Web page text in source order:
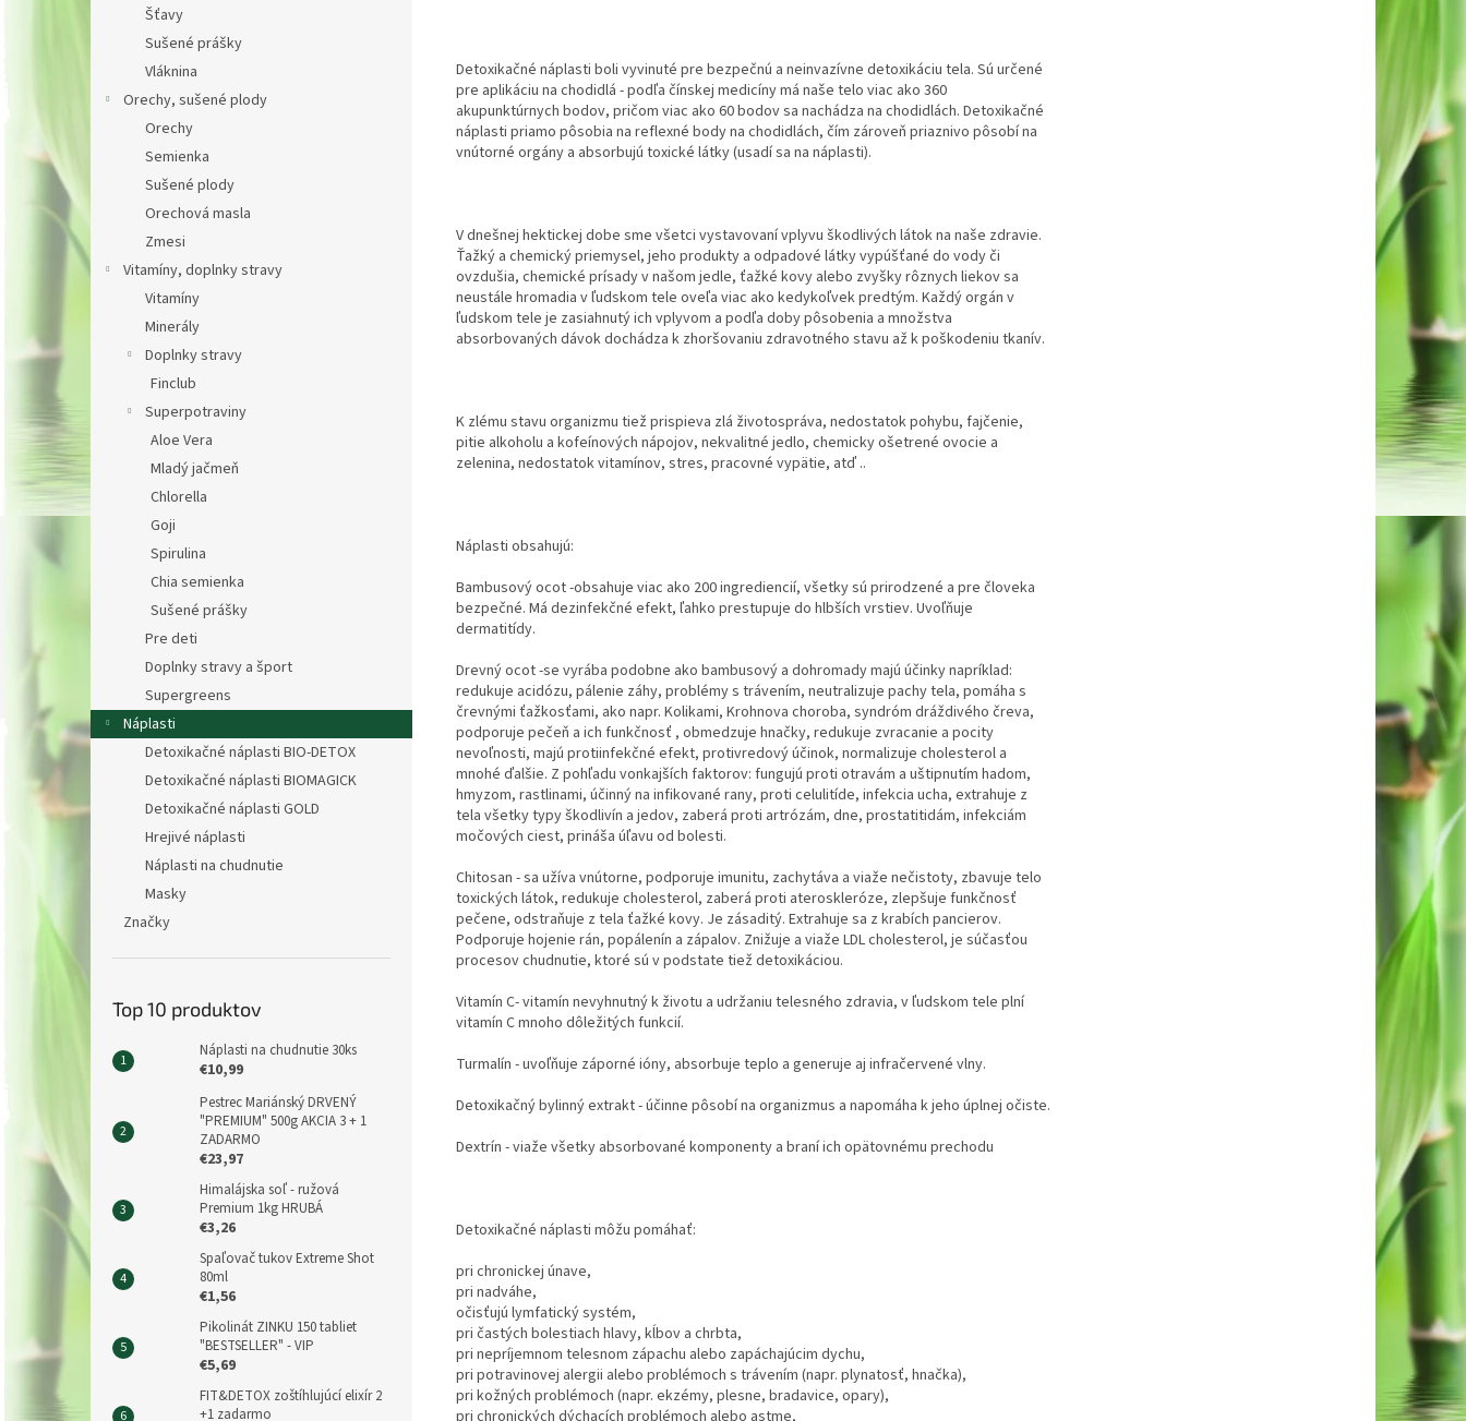
Šťavy
Sušené prášky
Vláknina
Orechy, sušené plody
Orechy
Semienka
Sušené plody
Orechová masla
Zmesi
Vitamíny, doplnky stravy
Vitamíny
Minerály
Doplnky stravy
Finclub
Superpotraviny
Aloe Vera
Mladý jačmeň
Chlorella
Goji
Spirulina
Chia semienka
Sušené prášky
Pre deti
Doplnky stravy a šport
Supergreens
Náplasti
Detoxikačné náplasti BIO-DETOX
Detoxikačné náplasti BIOMAGICK
Detoxikačné náplasti GOLD
Hrejivé náplasti
Náplasti na chudnutie
Masky
Značky
Top 10 produktov
Náplasti na chudnutie 30ks
€10,99
Pestrec Mariánský DRVENÝ
"PREMIUM" 500g AKCIA 3 + 1
ZADARMO
€23,97
Himalájska soľ - ružová
Premium 1kg HRUBÁ
€3,26
Spaľovač tukov Extreme Shot
80ml
€1,56
Pikolinát ZINKU 150 tabliet
"BESTSELLER" - VIP
€5,69
FIT&DETOX zoštíhlujúcí elixír 2
+1 zadarmo
Detoxikačné náplasti boli vyvinuté pre bezpečnú a neinvazívne detoxikáciu tela. Sú určené
pre aplikáciu na chodidlá - podľa čínskej medicíny má naše telo viac ako 360
akupunktúrnych bodov, pričom viac ako 60 bodov sa nachádza na chodidlách. Detoxikačné
náplasti priamo pôsobia na reflexné body na chodidlách, čím zároveň priaznivo pôsobí na
vnútorné orgány a absorbujú toxické látky (usadí sa na náplasti).
V dnešnej hektickej dobe sme všetci vystavovaní vplyvu škodlivých látok na naše zdravie.
Ťažký a chemický priemysel, jeho produkty a odpadové látky vypúšťané do vody či
ovzdušia, chemické prísady v našom jedle, ťažké kovy alebo zvyšky rôznych liekov sa
neustále hromadia v ľudskom tele oveľa viac ako kedykoľvek predtým. Každý orgán v
ľudskom tele je zasiahnutý ich vplyvom a podľa doby pôsobenia a množstva
absorbovaných dávok dochádza k zhoršovaniu zdravotného stavu až k poškodeniu tkanív.
K zlému stavu organizmu tiež prispieva zlá životospráva, nedostatok pohybu, fajčenie,
pitie alkoholu a kofeínových nápojov, nekvalitné jedlo, chemicky ošetrené ovocie a
zelenina, nedostatok vitamínov, stres, pracovné vypätie, atď ..
Náplasti obsahujú:
Bambusový ocot -obsahuje viac ako 200 ingrediencií, všetky sú prirodzené a pre človeka
bezpečné. Má dezinfekčné efekt, ľahko prestupuje do hlbších vrstiev. Uvoľňuje
dermatitídy.
Drevný ocot -se vyrába podobne ako bambusový a dohromady majú účinky napríklad:
redukuje acidózu, pálenie záhy, problémy s trávením, neutralizuje pachy tela, pomáha s
črevnými ťažkosťami, ako napr. Kolikami, Krohnova choroba, syndróm dráždivého čreva,
podporuje pečeň a ich funkčnosť , obmedzuje hnačky, redukuje zvracanie a pocity
nevoľnosti, majú protiinfekčné efekt, protivredový účinok, normalizuje cholesterol a
mnohé ďalšie. Z pohľadu vonkajších faktorov: fungujú proti otravám a uštipnutím hadom,
hmyzom, rastlinami, účinný na infikované rany, proti celulitíde, infekcia ucha, extrahuje z
tela všetky typy škodlivín a jedov, zaberá proti artrózám, dne, prostatitidám, infekciám
močových ciest, prináša úľavu od bolesti.
Chitosan - sa užíva vnútorne, podporuje imunitu, zachytáva a viaže nečistoty, zbavuje telo
toxických látok, redukuje cholesterol, zaberá proti ateroskleróze, zlepšuje funkčnosť
pečene, odstraňuje z tela ťažké kovy. Je zásaditý. Extrahuje sa z krabích pancierov.
Podporuje hojenie rán, popálenín a zápalov. Znižuje a viaže LDL cholesterol, je súčasťou
procesov chudnutie, ktoré sú v podstate tiež detoxikáciou.
Vitamín C- vitamín nevyhnutný k životu a udržaniu telesného zdravia, v ľudskom tele plní
vitamín C mnoho dôležitých funkcií.
Turmalín - uvoľňuje záporné ióny, absorbuje teplo a generuje aj infračervené vlny.
Detoxikačný bylinný extrakt - účinne pôsobí na organizmus a napomáha k jeho úplnej očiste.
Dextrín - viaže všetky absorbované komponenty a braní ich opätovnému prechodu
Detoxikačné náplasti môžu pomáhať:
pri chronickej únave,
pri nadváhe,
očisťujú lymfatický systém,
pri častých bolestiach hlavy, kĺbov a chrbta,
pri nepríjemnom telesnom zápachu alebo zapáchajúcim dychu,
pri potravinovej alergii alebo problémoch s trávením (napr. plynatosť, hnačka),
pri kožných problémoch (napr. ekzémy, plesne, bradavice, opary),
pri chronických dýchacích problémoch alebo astme,